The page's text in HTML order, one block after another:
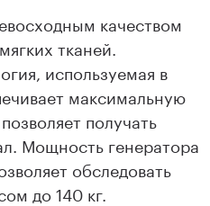
качеством
тканей.
используемая в
максимальную
получать
Мощность генератора
обследовать
до 140 кг.